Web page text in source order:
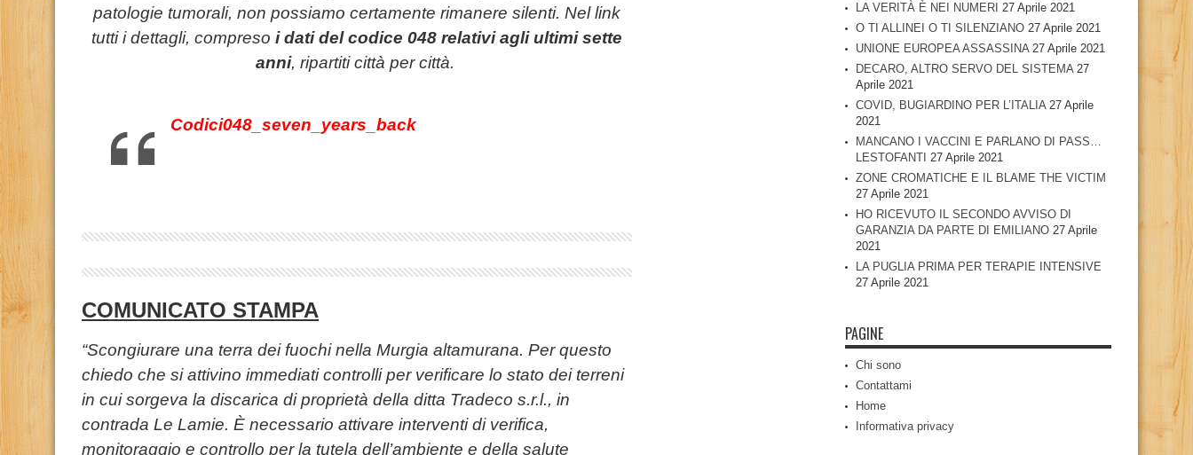
patologie tumorali, non possiamo certamente rimanere silenti. Nel link
tutti i dettagli, compreso i dati del codice 048 relativi agli ultimi sette
anni, ripartiti città per città.
Codici048_seven_years_back
COMUNICATO STAMPA
“Scongiurare una terra dei fuochi nella Murgia altamurana. Per questo
chiedo che si attivino immediati controlli per verificare lo stato dei terreni
in cui sorgeva la discarica di proprietà della ditta Tradeco s.r.l., in
contrada Le Lamie. È necessario attivare interventi di verifica,
monitoraggio e controllo per la tutela dell’ambiente e della salute
LA VERITÀ È NEI NUMERI 27 Aprile 2021
O TI ALLINEI O TI SILENZIANO 27 Aprile 2021
UNIONE EUROPEA ASSASSINA 27 Aprile 2021
DECARO, ALTRO SERVO DEL SISTEMA 27
Aprile 2021
COVID, BUGIARDINO PER L’ITALIA 27 Aprile
2021
MANCANO I VACCINI E PARLANO DI PASS…
LESTOFANTI 27 Aprile 2021
ZONE CROMATICHE E IL BLAME THE VICTIM
27 Aprile 2021
HO RICEVUTO IL SECONDO AVVISO DI
GARANZIA DA PARTE DI EMILIANO 27 Aprile
2021
LA PUGLIA PRIMA PER TERAPIE INTENSIVE
27 Aprile 2021
PAGINE
Chi sono
Contattami
Home
Informativa privacy